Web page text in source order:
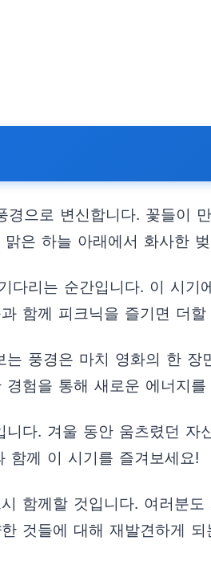
으로 변신합니다. 꽃들이
은 하늘 아래에서 화사한
리는 순간입니다. 이 시
함께 피크닉을 즐기면 더
풍경은 마치 영화의 한
험을 통해 새로운 에너지
다. 겨울 동안 움츠렸던
함께 이 시기를 즐겨보세요!
함께할 것입니다. 여러분
것들에 대해 재발견하게